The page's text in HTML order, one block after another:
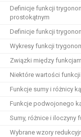
Definicje funkcji
prostokątnym
Definicje funkcji
Wykresy funkcji
Związki między
Niektóre wartości
Funkcje sumy i różnicy
Funkcje podwojonego
Sumy, różnice i iloczyny
Wybrane wzory